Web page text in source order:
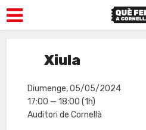
Xiula
Diumenge, 05/05/2024
17:00 — 18:00 (1h)
Auditori de Cornellà